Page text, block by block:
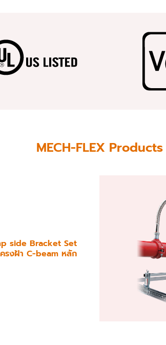
MECH-FLEX Products
side Bracket Set
รงฝ้า C-beam หลัก